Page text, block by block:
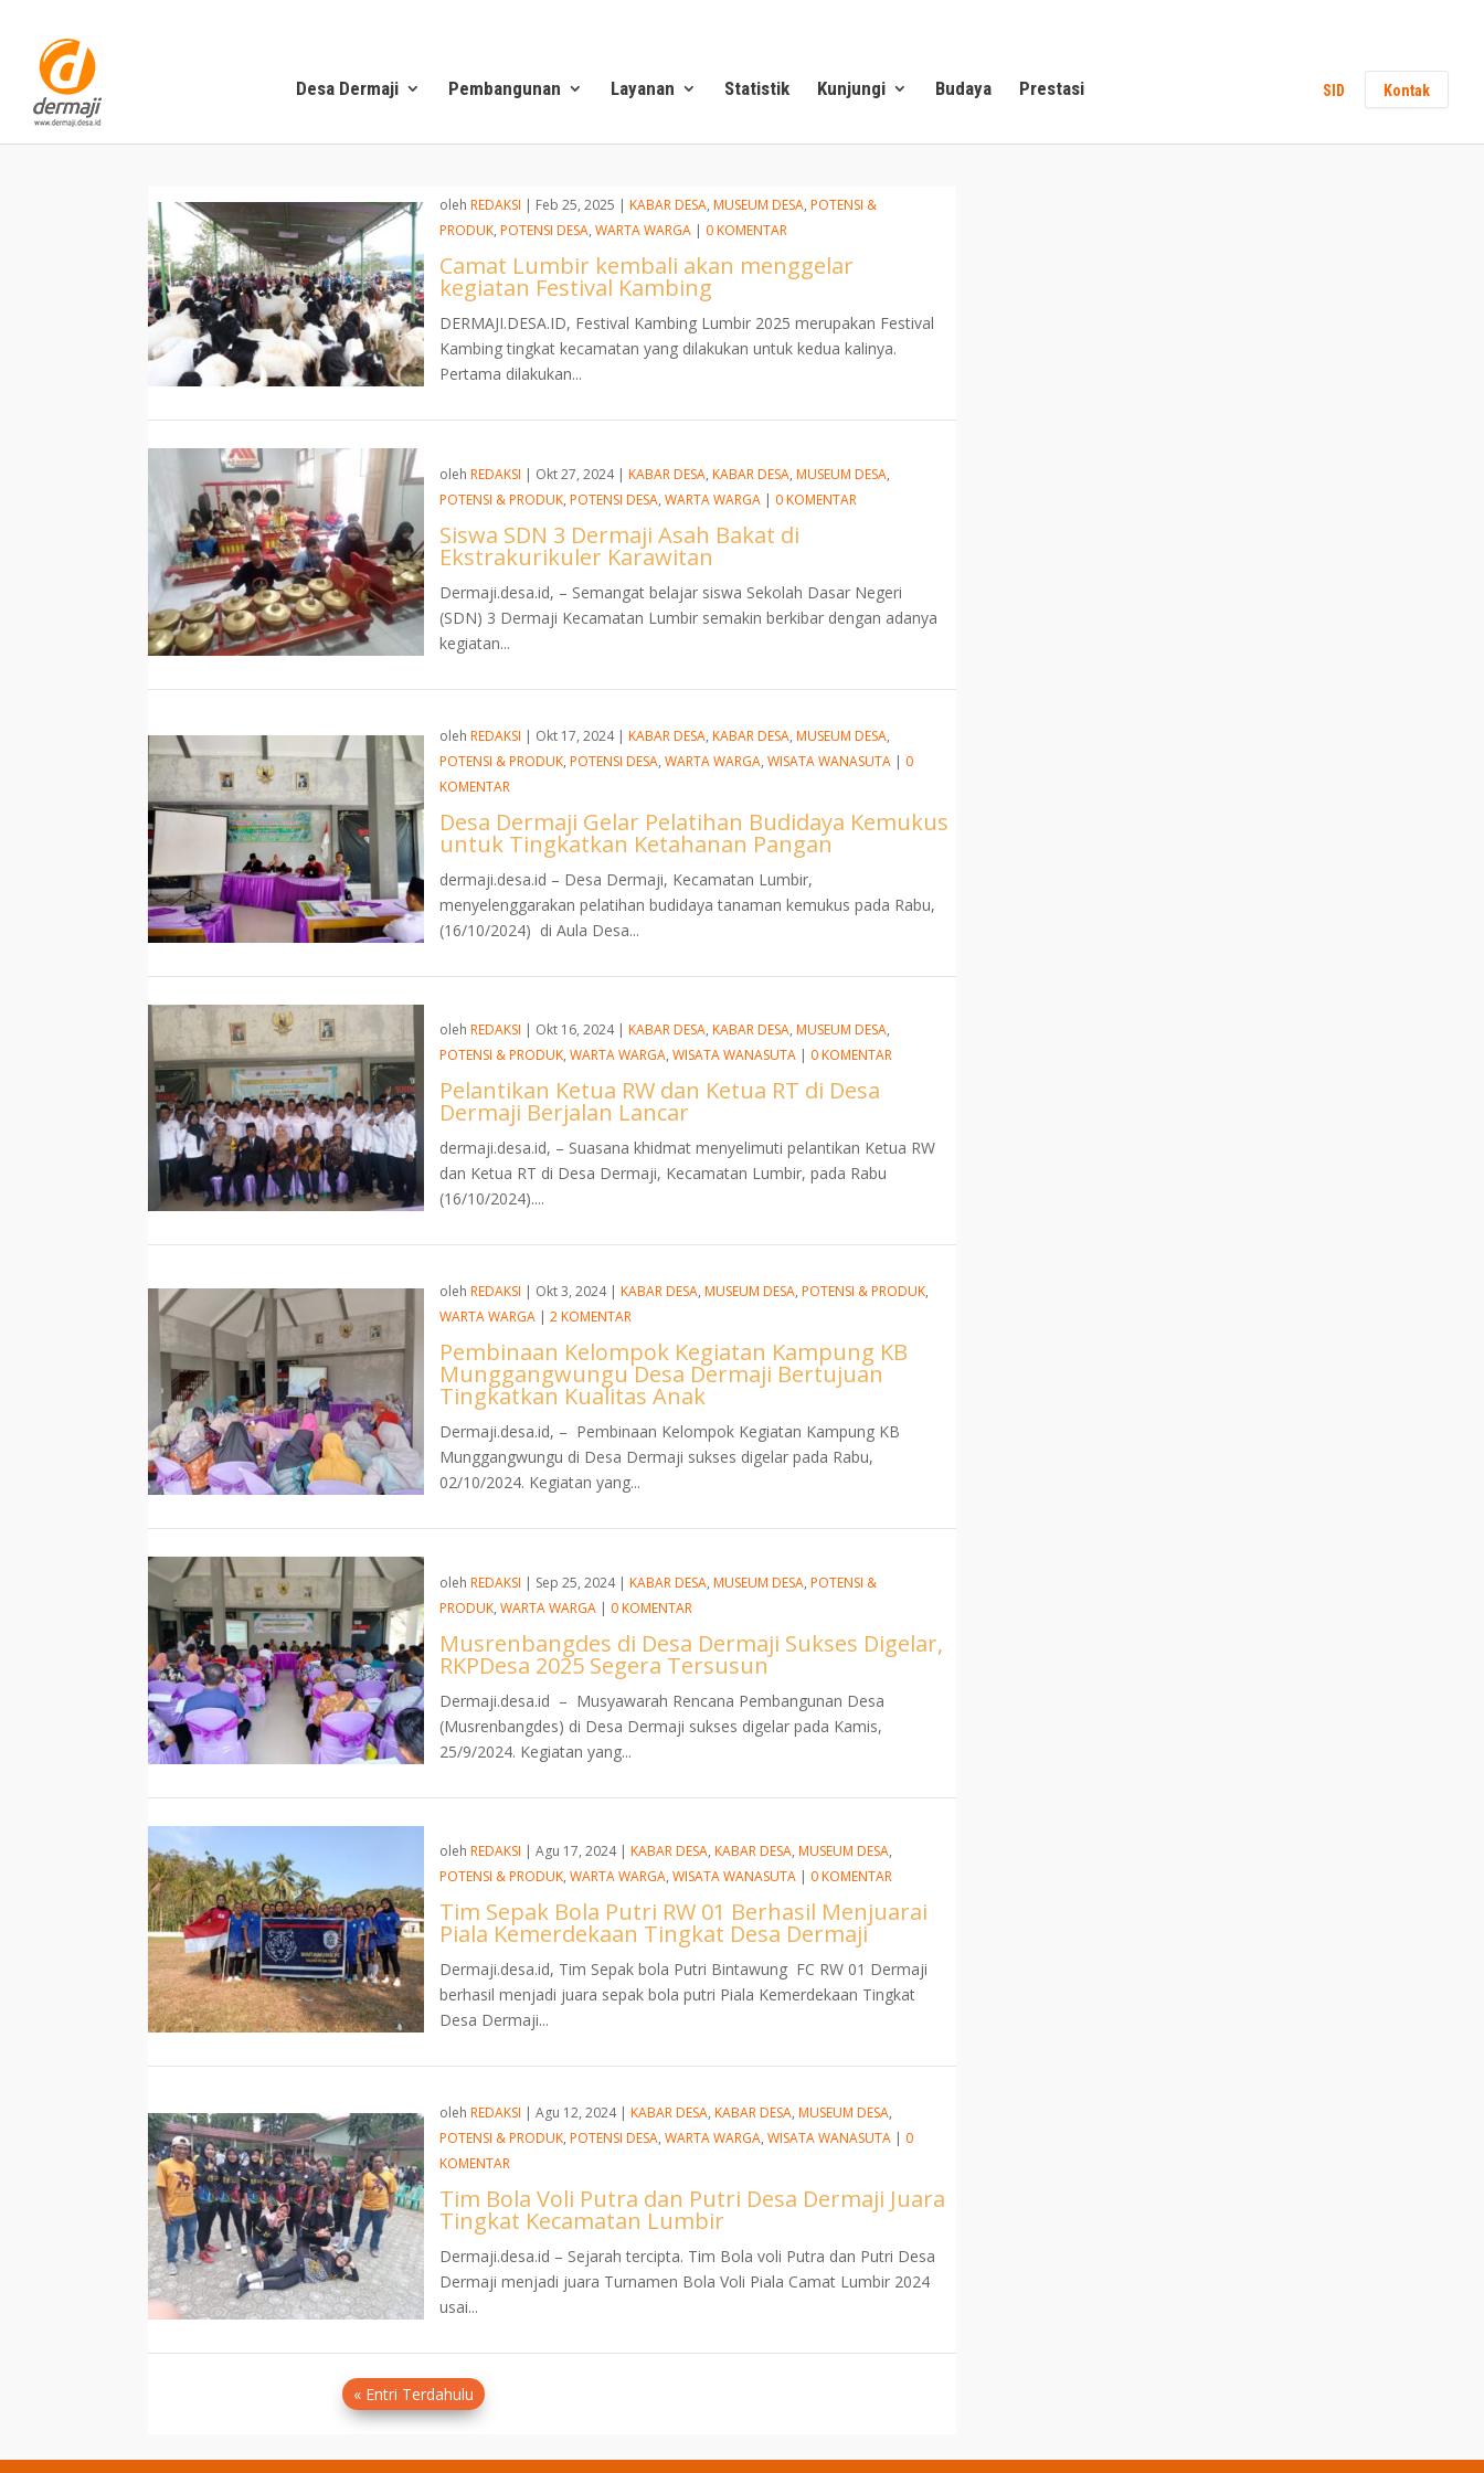
Desa Dermaji Pembangunan Layanan Statistik Kunjungi Budaya Prestasi SID Kontak
olehREDAKSI | Feb 25, 2025 |KABAR DESA,MUSEUM DESA,POTENSI &
PRODUK,POTENSI DESA,WARTA WARGA | 0 KOMENTAR
Camat Lumbir kembali akan menggelar
kegiatan Festival Kambing
DERMAJI.DESA.ID, Festival Kambing Lumbir 2025 merupakan Festival
Kambing tingkat kecamatan yang dilakukan untuk kedua kalinya.
Pertama dilakukan...
olehREDAKSI | Okt 27, 2024|KABAR DESA,KABAR DESA,MUSEUM DESA,
POTENSI & PRODUK,POTENSI DESA,WARTA WARGA | 0 KOMENTAR
Siswa SDN 3 Dermaji Asah Bakat di
Ekstrakurikuler Karawitan
Dermaji.desa.id, – Semangat belajar siswa Sekolah Dasar Negeri
(SDN) 3 Dermaji Kecamatan Lumbir semakin berkibar dengan adanya
kegiatan...
olehREDAKSI | Okt 17, 2024|KABAR DESA,KABAR DESA,MUSEUM DESA,
POTENSI & PRODUK,POTENSI DESA,WARTA WARGA,WISATA WANASUTA | 0
KOMENTAR
Desa Dermaji Gelar Pelatihan Budidaya Kemukus
untuk Tingkatkan Ketahanan Pangan
dermaji.desa.id – Desa Dermaji, Kecamatan Lumbir,
menyelenggarakan pelatihan budidaya tanaman kemukus pada Rabu,
(16/10/2024) di Aula Desa...
olehREDAKSI | Okt 16, 2024|KABAR DESA,KABAR DESA,MUSEUM DESA,
POTENSI & PRODUK,WARTA WARGA,WISATA WANASUTA | 0 KOMENTAR
Pelantikan Ketua RW dan Ketua RT di Desa
Dermaji Berjalan Lancar
dermaji.desa.id, – Suasana khidmat menyelimuti pelantikan Ketua RW
dan Ketua RT di Desa Dermaji, Kecamatan Lumbir, pada Rabu
(16/10/2024)....
olehREDAKSI | Okt 3, 2024|KABAR DESA,MUSEUM DESA,POTENSI & PRODUK,
WARTA WARGA |2 KOMENTAR
Pembinaan Kelompok Kegiatan Kampung KB
Munggangwungu Desa Dermaji Bertujuan
Tingkatkan Kualitas Anak
Dermaji.desa.id, – Pembinaan Kelompok Kegiatan Kampung KB
Munggangwungu di Desa Dermaji sukses digelar pada Rabu,
02/10/2024. Kegiatan yang...
olehREDAKSI | Sep 25, 2024|KABAR DESA,MUSEUM DESA,POTENSI &
PRODUK,WARTA WARGA | 0 KOMENTAR
Musrenbangdes di Desa Dermaji Sukses Digelar,
RKPDesa 2025 Segera Tersusun
Dermaji.desa.id – Musyawarah Rencana Pembangunan Desa
(Musrenbangdes) di Desa Dermaji sukses digelar pada Kamis,
25/9/2024. Kegiatan yang...
olehREDAKSI |Agu 17, 2024|KABAR DESA,KABAR DESA,MUSEUM DESA,
POTENSI & PRODUK,WARTA WARGA,WISATA WANASUTA | 0 KOMENTAR
Tim Sepak Bola Putri RW 01 Berhasil Menjuarai
Piala Kemerdekaan Tingkat Desa Dermaji
Dermaji.desa.id, Tim Sepak bola Putri Bintawung FC RW 01 Dermaji
berhasil menjadi juara sepak bola putri Piala Kemerdekaan Tingkat
Desa Dermaji...
olehREDAKSI |Agu 12, 2024|KABAR DESA,KABAR DESA,MUSEUM DESA,
POTENSI & PRODUK,POTENSI DESA,WARTA WARGA,WISATA WANASUTA | 0
KOMENTAR
Tim Bola Voli Putra dan Putri Desa Dermaji Juara
Tingkat Kecamatan Lumbir
Dermaji.desa.id – Sejarah tercipta. Tim Bola voli Putra dan Putri Desa
Dermaji menjadi juara Turnamen Bola Voli Piala Camat Lumbir 2024
usai...
« Entri Terdahulu